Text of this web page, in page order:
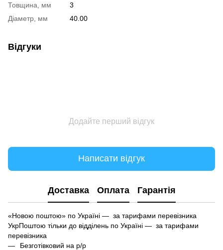
Товщина, мм
3
Діаметр, мм
40.00
Відгуки
Додайте перший відгук
Написати відгук
Доставка Оплата Гарантія
«Новою поштою» по Україні — за тарифами перевізника
УкрПоштою тільки до відділень по Україні — за тарифами
перевізника
Безготівковий на р/р